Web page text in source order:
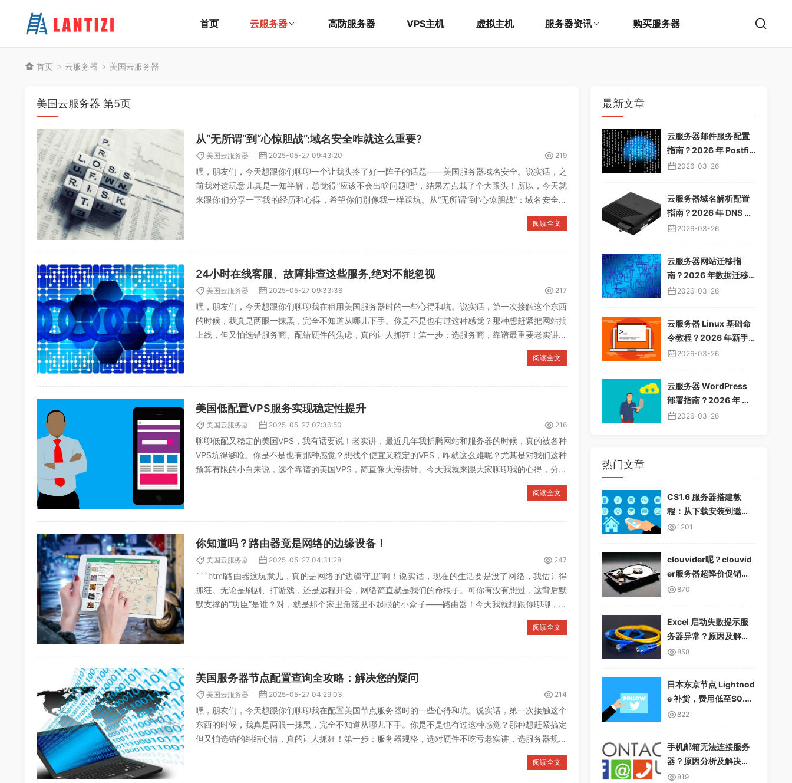
首页 云服务器 高防服务器 VPS主机 虚拟主机 服务器资讯 购买服务器
首页 > 云服务器 > 美国云服务器
美国云服务器 第5页
从“无所谓”到“心惊胆战”:域名安全咋就这么重要?
美国云服务器 2025-05-27 09:43:20 219
嘿，朋友们，今天想跟你们聊聊一个让我头疼了好一阵子的话题——美国服务器域名安全。说实话，之
前我对这玩意儿真是一知半解，总觉得“应该不会出啥问题吧”，结果差点栽了个大跟头！所以，今天就
来跟你们分享一下我的经历和心得，希望你们别像我一样踩坑。从“无所谓”到“心惊胆战”：域名安全咋
阅读全文
24小时在线客服、故障排查这些服务,绝对不能忽视
美国云服务器 2025-05-27 09:33:36 217
嘿，朋友们，今天想跟你们聊聊我在租用美国服务器时的一些心得和坑。说实话，第一次接触这个东西
的时候，我真是两眼一抹黑，完全不知道从哪儿下手。你是不是也有过这种感觉？那种想赶紧把网站搞
上线，但又怕选错服务商、配错硬件的焦虑，真的让人抓狂！第一步：选服务商，靠谱最重要老实讲，
阅读全文
美国低配置VPS服务实现稳定性提升
美国云服务器 2025-05-27 07:36:50 216
聊聊低配又稳定的美国VPS，我有话要说！老实讲，最近几年我折腾网站和服务器的时候，真的被各种
VPS坑得够呛。你是不是也有那种感觉？想找个便宜又稳定的VPS，咋就这么难呢？尤其是对我们这种
预算有限的小白来说，选个靠谱的美国VPS，简直像大海捞针。今天我就来跟大家聊聊我的心得，分享
阅读全文
你知道吗？路由器竟是网络的边缘设备！
美国云服务器 2025-05-27 04:31:28 247
```html路由器这玩意儿，真的是网络的“边疆守卫”啊！说实话，现在的生活要是没了网络，我估计得
抓狂。无论是刷剧、打游戏，还是远程开会，网络简直就是我们的命根子。可你有没有想过，这背后默
默支撑的“功臣”是谁？对，就是那个家里角落里不起眼的小盒子——路由器！今天我就想跟你聊聊，这
阅读全文
美国服务器节点配置查询全攻略：解决您的疑问
美国云服务器 2025-05-27 04:29:03 214
嘿，朋友们，今天想跟你们聊聊我在配置美国节点服务器时的一些心得和坑。说实话，第一次接触这个
东西的时候，我真是两眼一抹黑，完全不知道从哪儿下手。你是不是也有过这种感觉？那种想赶紧搞定
但又怕选错的纠结心情，真的让人抓狂！第一步：服务器规格，选对硬件不吃亏老实讲，选服务器规格
阅读全文
最新文章
云服务器邮件服务配置
指南？2026 年 Postfix
邮件服务器教程，企业
2026-03-26
云服务器域名解析配置
指南？2026 年 DNS 解
析教程，域名绑定服务
2026-03-26
云服务器网站迁移指
南？2026 年数据迁移
教程，无缝切换服务器
2026-03-26
云服务器 Linux 基础命
令教程？2026 年新手
入门指南，常用命令大
2026-03-26
云服务器 WordPress
部署指南？2026 年 Wo
rdPress 安装配置教
2026-03-26
热门文章
CS1.6 服务器搭建教
程：从下载安装到邀请
好友畅玩
1201
clouvider呢？clouvid
er服务器超降价促销，1
0Gbps无限流量
870
Excel 启动失败提示服
务器异常？原因及解决
方案详解
858
日本东京节点 Lightnod
e 补货，费用低至$0.01
2/小时，支持多种支付
822
手机邮箱无法连接服务
器？原因分析及解决方
案 819